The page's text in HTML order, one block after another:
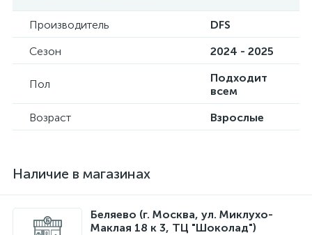
Производитель
DFS
Сезон
2024 - 2025
Пол
Подходит
всем
Возраст
Взрослые
Наличие в магазинах
Беляево (г. Москва, ул. Миклухо-
Маклая 18 к 3, ТЦ "Шоколад")